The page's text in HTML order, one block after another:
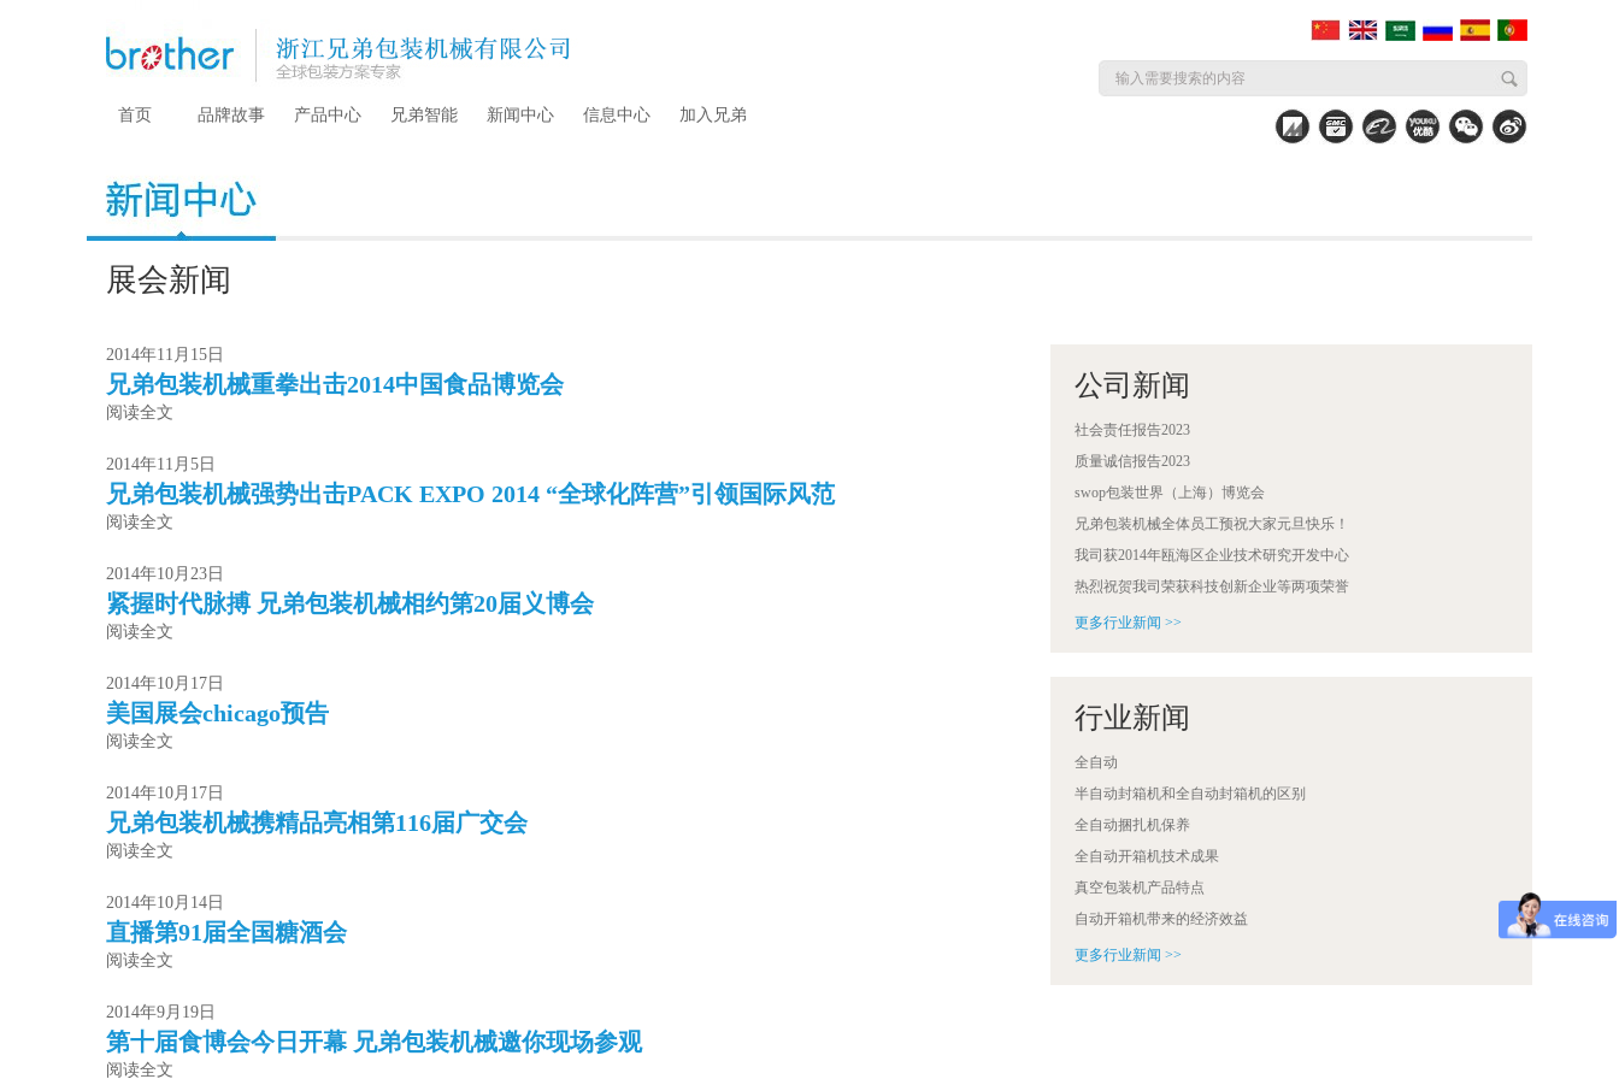
首页 品牌故事 产品中心 兄弟智能 新闻中心 信息中心 加入兄弟
展会新闻
2014年11月15日
兄弟包装机械重拳出击2014中国食品博览会
阅读全文
2014年11月5日
兄弟包装机械强势出击PACK EXPO 2014 “全球化阵营”引领国际风范
阅读全文
2014年10月23日
紧握时代脉搏 兄弟包装机械相约第20届义博会
阅读全文
2014年10月17日
美国展会chicago预告
阅读全文
2014年10月17日
兄弟包装机械携精品亮相第116届广交会
阅读全文
2014年10月14日
直播第91届全国糖酒会
阅读全文
2014年9月19日
第十届食博会今日开幕 兄弟包装机械邀你现场参观
阅读全文
公司新闻
社会责任报告2023
质量诚信报告2023
swop包装世界（上海）博览会
兄弟包装机械全体员工预祝大家元旦快乐！
我司获2014年瓯海区企业技术研究开发中心
热烈祝贺我司荣获科技创新企业等两项荣誉
更多行业新闻 >>
行业新闻
全自动
半自动封箱机和全自动封箱机的区别
全自动捆扎机保养
全自动开箱机技术成果
真空包装机产品特点
自动开箱机带来的经济效益
更多行业新闻 >>